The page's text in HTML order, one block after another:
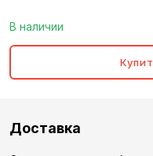
В наличии
Доставка